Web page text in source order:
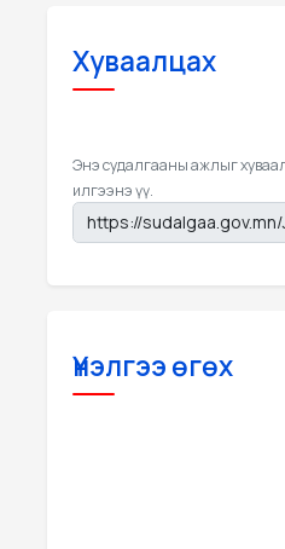
Хуваалцах
Энэ судалгааны ажлыг
илгээнэ үү.
Үнэлгээ өгөх